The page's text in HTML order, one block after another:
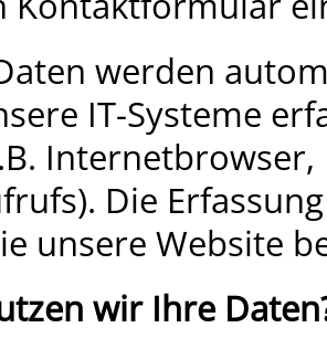
werden
IT-Systeme
Die
unsere Website
wir Ihre